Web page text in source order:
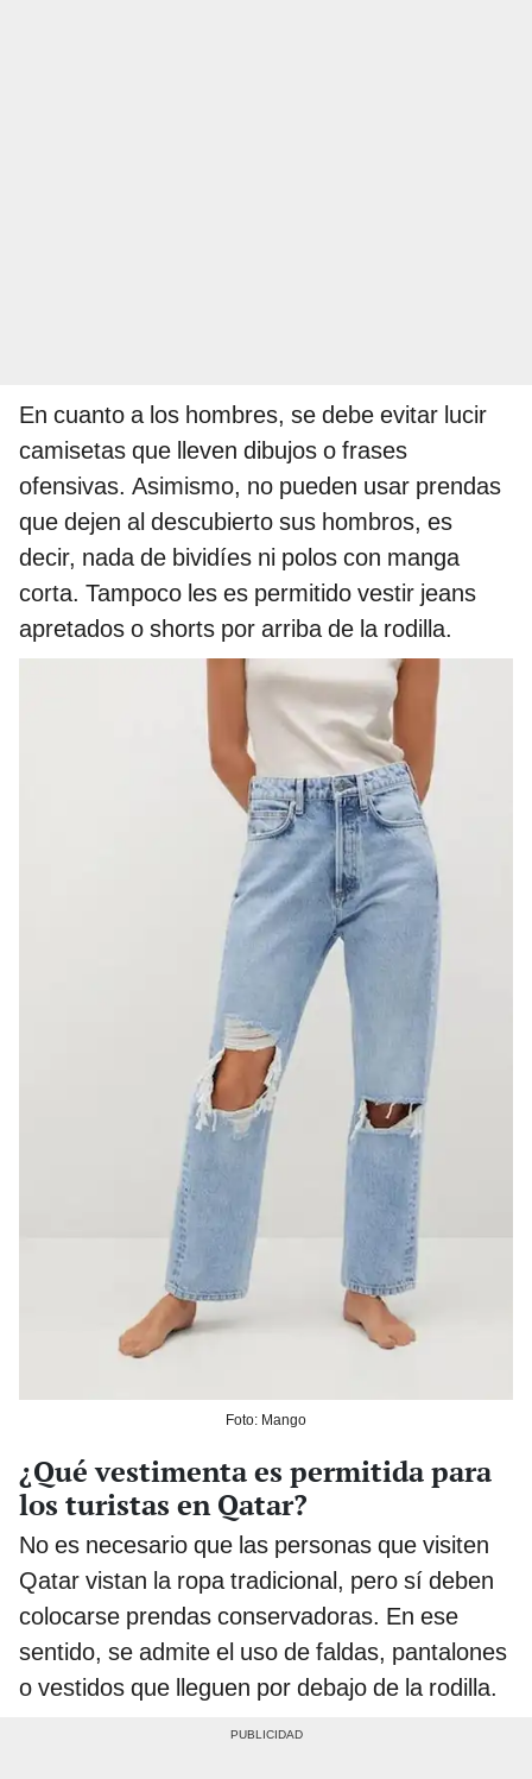
En cuanto a los hombres, se debe evitar lucir
camisetas que lleven dibujos o frases
ofensivas. Asimismo, no pueden usar prendas
que dejen al descubierto sus hombros, es
decir, nada de bividíes ni polos con manga
corta. Tampoco les es permitido vestir jeans
apretados o shorts por arriba de la rodilla.
Foto: Mango
¿Qué vestimenta es permitida para
los turistas en Qatar?
No es necesario que las personas que visiten
Qatar vistan la ropa tradicional, pero sí deben
colocarse prendas conservadoras. En ese
sentido, se admite el uso de faldas, pantalones
o vestidos que lleguen por debajo de la rodilla.